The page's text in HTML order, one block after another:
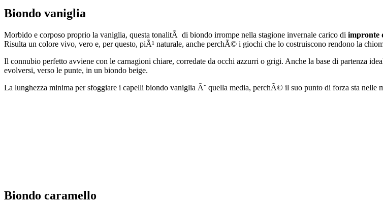
Biondo vaniglia
Morbido e corposo proprio la vaniglia, questa tonalitÃ di biondo irrompe nella stagione invernale carico di impronte
Risulta un colore vivo, vero e, per questo, piÃ¹ naturale, anche perchÃ© i giochi che lo costruiscono rendono la
Il connubio perfetto avviene con le carnagioni chiare, corredate da occhi azzurri o grigi. Anche la base di partenza
evolversi, verso le punte, in un biondo beige.
La lunghezza minima per sfoggiare i capelli biondo vaniglia Ã¨ quella media, perchÃ© il suo punto di forza sta nelle
Biondo caramello